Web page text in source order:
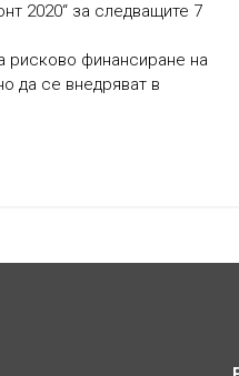
2020“ за следващите 7
рисково финансиране на
да се внедряват в